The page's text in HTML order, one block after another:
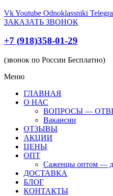
VkYoutube Odnoklassniki
ЗАКАЗАТЬ ЗВОНОК
+7 (918)358-01-29
(звонок по России Бесплатно)
Меню
ГЛАВНАЯ
О НАС
ВОПРОСЫ —
Вакансии
ОТЗЫВЫ
АКЦИИ
ЦЕНЫ
ОПТ
Саженцы оптом —
ДОСТАВКА
БЛОГ
КОНТАКТЫ